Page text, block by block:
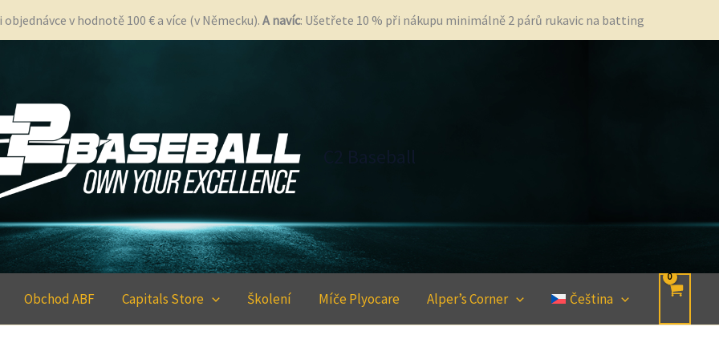
v hodnotě 100 € a více (v Německu).A navíc: Ušetřete 10 % při nákupu minimálně 2 párů rukavic na batting
C2 Baseball
Obchod ABF Capitals Store Školení Míče Plyocare Alper’s Corner Čeština